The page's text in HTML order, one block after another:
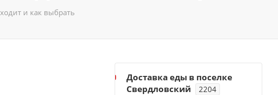
и как выбрать
Доставка еды в поселке
Свердловский
2204